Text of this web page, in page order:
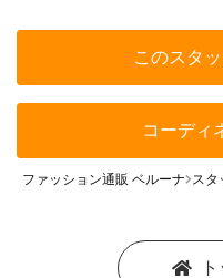
このスタ
コーディ
ファッション通販 ベルーナ スタ